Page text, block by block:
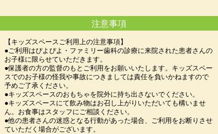
注意事項
【キッズスペースご利用上の注意事項】
●ご利用はぴよぴよ・ファミリー歯科の診療に来院された患者さんの
お子様に限らせていただきます。
●保護者の方の監督のもとご利用をお願いいたします。キッズスペー
スでのお子様の怪我や事故につきましては責任を負いかねますので
予めご了承ください。
●キッズスペースのおもちゃを院外に持ち出さないでください。
●キッズスペースにて飲み物はお召し上がりいただいても構いませ
ん。お食事はスタッフにご相談ください。
●他の患者さんの迷惑となる行動があった場合、ご利用をお断りさせ
ていただく場合がございます。